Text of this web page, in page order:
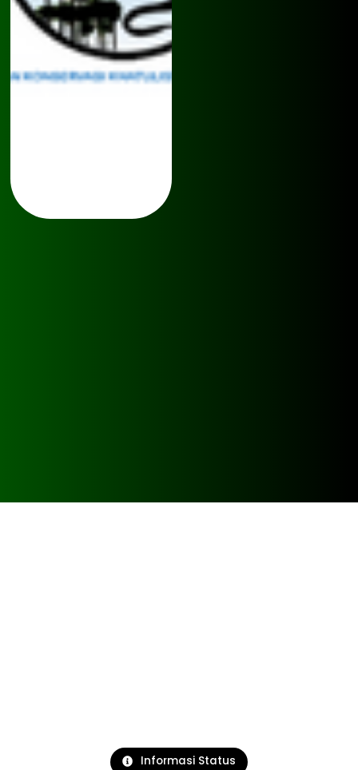
Informasi Status